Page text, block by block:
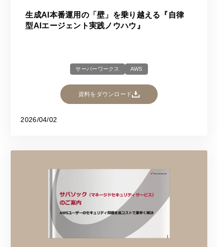
生成AI本番運用の「壁」を乗り越える『自律
型AIエージェント実践ノウハウ』
サーバーワークス AWS
資料をダウンロード
2026/04/02